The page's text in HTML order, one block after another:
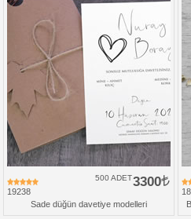
19238
3300
500 ADET
Sade düğün davetiye modelleri